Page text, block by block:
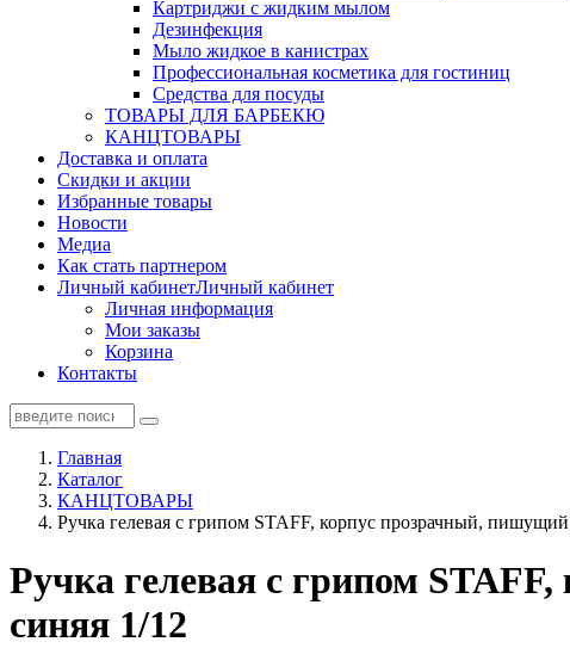
Картриджи с жидким мылом
Дезинфекция
Мыло жидкое в канистрах
Профессиональная косметика для гостиниц
Средства для посуды
ТОВАРЫ ДЛЯ БАРБЕКЮ
КАНЦТОВАРЫ
Доставка и оплата
Скидки и акции
Избранные товары
Новости
Медиа
Как стать партнером
Личный кабинетЛичный кабинет
Личная информация
Мои заказы
Корзина
Контакты
Главная
Каталог
КАНЦТОВАРЫ
Ручка гелевая с грипом STAFF, корпус прозрачный,
Ручка гелевая с грипом
синяя 1/12